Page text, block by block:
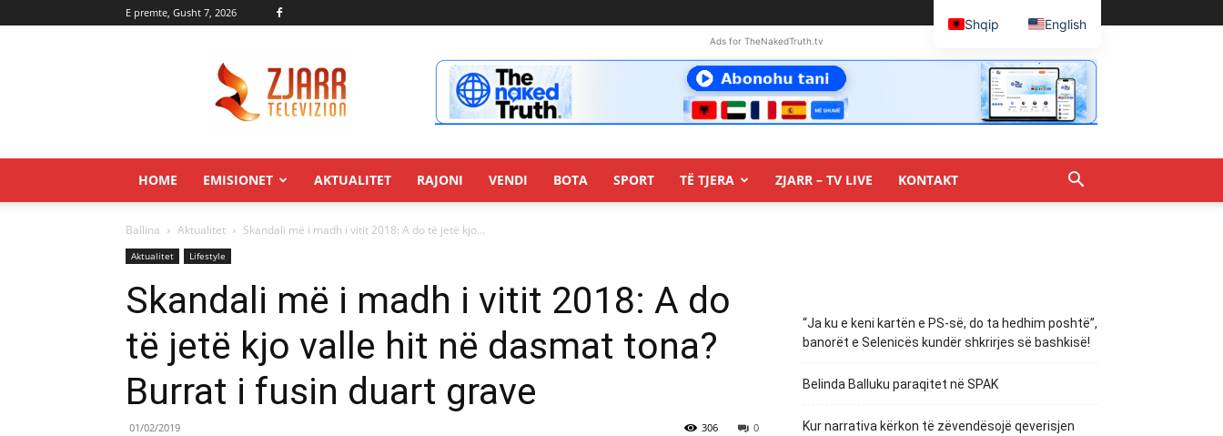
E premte, Gusht 7, 2026
Ads for TheNakedTruth.tv
HOME EMISIONET AKTUALITET RAJONI VENDI BOTA SPORT TË TJERA ZJARR – TV LIVE KONTAKT
Ballina Aktualitet Skandali më i madh i vitit 2018: A do të jetë kjo...
Aktualitet Lifestyle
Skandali më i madh i vitit 2018: A do
të jetë kjo valle hit në dasmat tona?
Burrat i fusin duart grave
01/02/2019 0
306
“Ja ku e keni kartën e PS-së, do ta hedhim poshtë”,
banorët e Selenicës kundër shkrirjes së bashkisë!
Belinda Balluku paraqitet në SPAK
Kur narrativa kërkon të zëvendësojë qeverisjen
Shqip English